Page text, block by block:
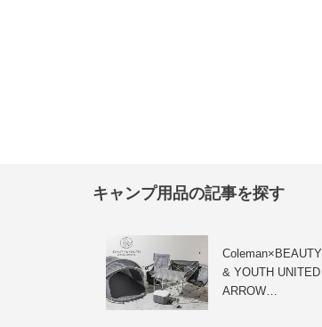
キャンプ用品の記事を探す
Coleman×BEAUTY
& YOUTH UNITED
ARROW…